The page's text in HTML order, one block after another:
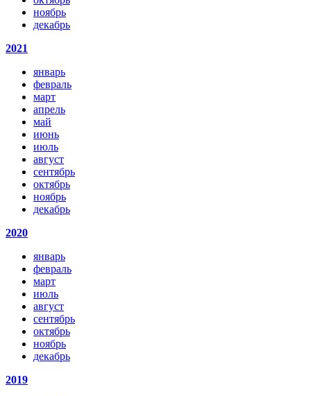
ноябрь
декабрь
2021
январь
февраль
март
апрель
май
июнь
июль
август
сентябрь
октябрь
ноябрь
декабрь
2020
январь
февраль
март
июль
август
сентябрь
октябрь
ноябрь
декабрь
2019